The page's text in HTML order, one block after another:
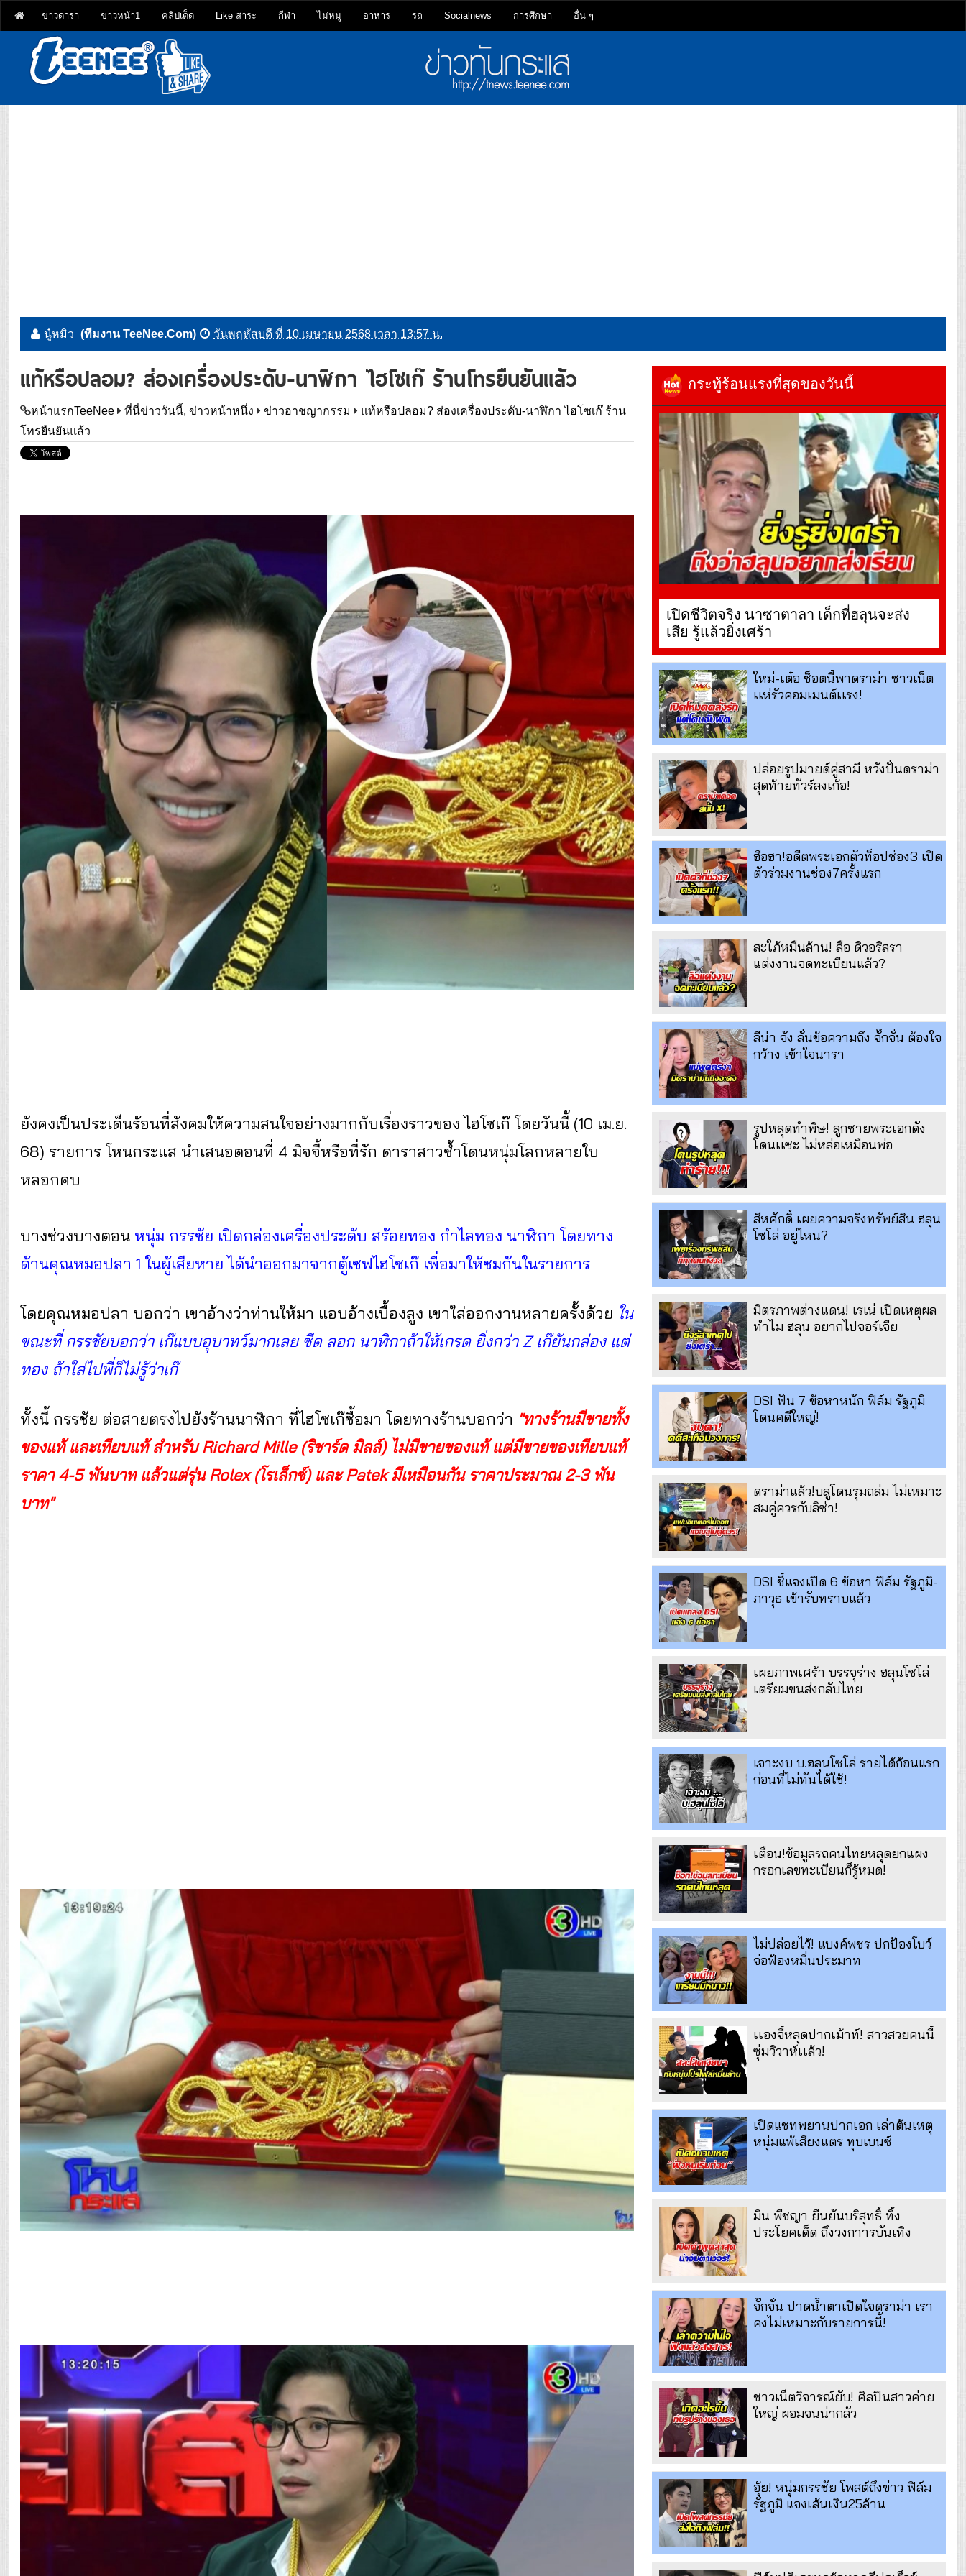
ข่าวดารา ข่าวหน้า1 คลิปเด็ด Like สาระ กีฬา ไม่หมู อาหาร รถ Socialnews การศึกษา อื่น ๆ
นู๋หมิว (ทีมงาน TeeNee.Com) วันพฤหัสบดี ที่ 10 เมษายน 2568 เวลา 13:57 น.
แท้หรือปลอม? ส่องเครื่องประดับ-นาฬิกา ไฮโซเก๊ ร้านโทรยืนยันแล้ว
หน้าแรกTeeNee ที่นี่ข่าววันนี้, ข่าวหน้าหนึ่ง ข่าวอาชญากรรม
แท้หรือปลอม? ส่องเครื่องประดับ-นาฬิกา ไฮโซเก๊ ร้าน
โทรยืนยันแล้ว
ยังคงเป็นประเด็นร้อนที่สังคมให้ความสนใจอย่างมากกับเรื่องราวของ ไฮโซเก๊ โดยวันนี้ (10 เม.ย.
68) รายการ โหนกระแส นำเสนอตอนที่ 4 มิจจี้หรือที่รัก ดาราสาวช้ำโดนหนุ่มโลกหลายใบ
หลอกคบ
บางช่วงบางตอน หนุ่ม กรรชัย เปิดกล่องเครื่องประดับ สร้อยทอง กำไลทอง นาฬิกา โดยทาง
ด้านคุณหมอปลา 1 ในผู้เสียหาย ได้นำออกมาจากตู้เซฟไฮโซเก๊ เพื่อมาให้ชมกันในรายการ
โดยคุณหมอปลา บอกว่า เขาอ้างว่าท่านให้มา แอบอ้างเบื้องสูง เขาใส่ออกงานหลายครั้งด้วย ใน
ขณะที่ กรรชัยบอกว่า เก๊แบบอุบาทว์มากเลย ซีด ลอก นาฬิกาถ้าให้เกรด ยิ่งกว่า Z เก๊ยันกล่อง แต่
ทอง ถ้าใส่ไปพี่ก็ไม่รู้ว่าเก๊
ทั้งนี้ กรรชัย ต่อสายตรงไปยังร้านนาฬิกา ที่ไฮโซเก๊ซื้อมา โดยทางร้านบอกว่า "ทางร้านมีขายทั้ง
ของแท้ และเทียบแท้ สำหรับ Richard Mille (ริชาร์ด มิลล์) ไม่มีขายของแท้ แต่มีขายของเทียบแท้
ราคา 4-5 พันบาท แล้วแต่รุ่น Rolex (โรเล็กซ์) และ Patek มีเหมือนกัน ราคาประมาณ 2-3 พัน
บาท"
กระทู้ร้อนแรงที่สุดของวันนี้
เปิดชีวิตจริง นาซาตาลา เด็กที่ฮลุนจะส่ง
เสีย รู้แล้วยิ่งเศร้า
ใหม่-เต๋อ ช็อตนี้พาดราม่า ชาวเน็ต
เเห่รัวคอมเมนต์เเรง!
ปล่อยรูปมายด์คู่สามี หวังปั่นดราม่า
สุดท้ายทัวร์ลงเก้อ!
ฮือฮา!อดีตพระเอกตัวท็อปช่อง3 เปิด
ตัวร่วมงานช่อง7ครั้งแรก
สะใภ้หมื่นล้าน! ลือ ดิวอริสรา
แต่งงานจดทะเบียนแล้ว?
ลีน่า จัง ลั่นข้อความถึง จั๊กจั่น ต้องใจ
กว้าง เข้าใจนารา
รูปหลุดทำพิษ! ลูกชายพระเอกดัง
โดนเเซะ ไม่หล่อเหมือนพ่อ
สีหศักดิ์ เผยความจริงทรัพย์สิน ฮลุน
โซโล่ อยู่ไหน?
มิตรภาพต่างแดน! เรเน่ เปิดเหตุผล
ทำไม ฮลุน อยากไปจอร์เจีย
DSI ฟัน 7 ข้อหาหนัก ฟิล์ม รัฐภูมิ
โดนคดีใหญ่!
ดราม่าแล้ว!บลูโดนรุมถล่ม ไม่เหมาะ
สมคู่ควรกับลิซ่า!
DSI ชี้แจงเปิด 6 ข้อหา ฟิล์ม รัฐภูมิ-
ภาวุธ เข้ารับทราบแล้ว
เผยภาพเศร้า บรรจุร่าง ฮลุนโซโล่
เตรียมขนส่งกลับไทย
เจาะงบ บ.ฮลุนโซโล่ รายได้ก้อนแรก
ก่อนที่ไม่ทันได้ใช้!
เตือน!ข้อมูลรถคนไทยหลุดยกแผง
กรอกเลขทะเบียนก็รู้หมด!
ไม่ปล่อยไว้! แบงค์พชร ปกป้องโบว์
จ่อฟ้องหมิ่นประมาท
เเองจี้หลุดปากเม้าท์! สาวสวยคนนี้
ซุ่มวิวาห์เเล้ว!
เปิดแชทพยานปากเอก เล่าต้นเหตุ
หนุ่มแพ้เสียงแตร ทุบเบนซ์
มิน พีชญา ยืนยันบริสุทธิ์ ทิ้ง
ประโยคเด็ด ถึงวงกาารบันเทิง
จั๊กจั่น ปาดน้ำตาเปิดใจดราม่า เรา
คงไม่เหมาะกับรายการนี้!
ชาวเน็ตวิจารณ์ยับ! ศิลปินสาวค่าย
ใหญ่ ผอมจนน่ากลัว
อุ้ย! หนุ่มกรรชัย โพสต์ถึงข่าว ฟิล์ม
รัฐภูมิ แจงเส้นเงิน25ล้าน